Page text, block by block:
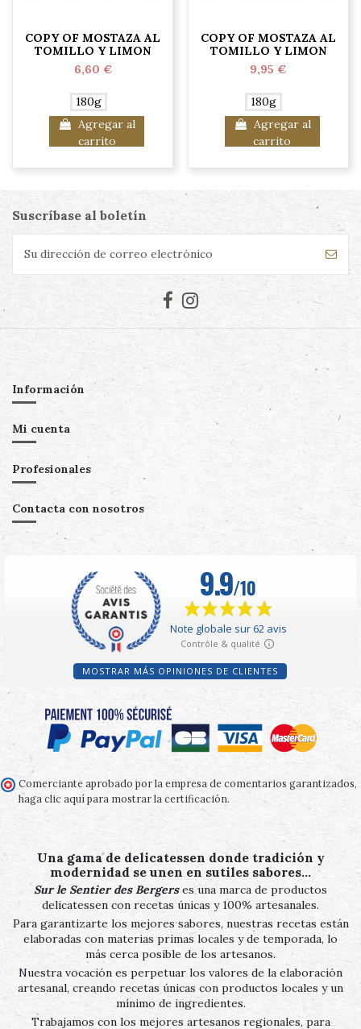
COPY OF MOSTAZA AL
TOMILLO Y LIMON
6,60 €
180g
Agregar al
carrito
COPY OF MOSTAZA AL
TOMILLO Y LIMON
9,95 €
180g
Agregar al
carrito
Suscríbase al boletín
Información
Mi cuenta
Profesionales
Contacta con nosotros
MOSTRAR MÁS OPINIONES DE CLIENTES
Comerciante aprobado por la empresa de comentarios garantizados,
haga clic aquí para mostrar la certificación.
Una gama de delicatessen donde tradición y
modernidad se unen en sutiles sabores…
Sur le Sentier des Bergerses una marca de productos
delicatessen con recetas únicas y 100% artesanales.
Para garantizarte los mejores sabores, nuestras recetas están
elaboradas con materias primas locales y de temporada, lo
más cerca posible de los artesanos.
Nuestra vocación es perpetuar los valores de la elaboración
artesanal, creando recetas únicas con productos locales y un
mínimo de ingredientes.
Trabajamos con los mejores artesanos regionales, para